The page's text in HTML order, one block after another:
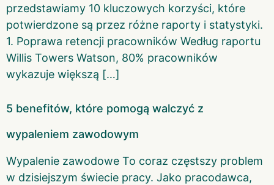
przedstawiamy 10 kluczowych korzyści, które
potwierdzone są przez różne raporty i statystyki.
1. Poprawa retencji pracowników Według raportu
Willis Towers Watson, 80% pracowników
wykazuje większą […]
5 benefitów, które pomogą walczyć z
wypaleniem zawodowym
Wypalenie zawodowe To coraz częstszy problem
w dzisiejszym świecie pracy. Jako pracodawca,